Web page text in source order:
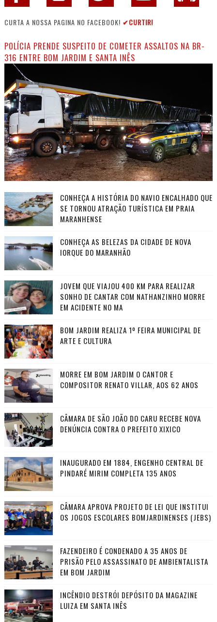
CURTA A NOSSA PAGINA NO FACEBOOK! ✔CURTIR!
POLÍCIA PRENDE SUSPEITO DE COMETER ASSALTOS NA BR-
316 ENTRE BOM JARDIM E SANTA INÊS
CONHEÇA A HISTÓRIA DO NAVIO ENCALHADO QUE
SE TORNOU ATRAÇÃO TURÍSTICA EM PRAIA
MARANHENSE
CONHEÇA AS BELEZAS DA CIDADE DE NOVA
IORQUE DO MARANHÃO
JOVEM QUE VIAJOU 400 KM PARA REALIZAR
SONHO DE CANTAR COM NATHANZINHO MORRE
EM ACIDENTE NO MA
BOM JARDIM REALIZA 1º FEIRA MUNICIPAL DE
ARTE E CULTURA
MORRE EM BOM JARDIM O CANTOR E
COMPOSITOR RENATO VILLAR, AOS 62 ANOS
CÂMARA DE SÃO JOÃO DO CARU RECEBE NOVA
DENÚNCIA CONTRA O PREFEITO XIXICO
INAUGURADO EM 1884, ENGENHO CENTRAL DE
PINDARÉ MIRIM COMPLETA 135 ANOS
CÂMARA APROVA PROJETO DE LEI QUE INSTITUI
OS JOGOS ESCOLARES BOMJARDINENSES (JEBS)
FAZENDEIRO É CONDENADO A 35 ANOS DE
PRISÃO PELO ASSASSINATO DE AMBIENTALISTA
EM BOM JARDIM
INCÊNDIO DESTRÓI DEPÓSITO DA MAGAZINE
LUIZA EM SANTA INÊS